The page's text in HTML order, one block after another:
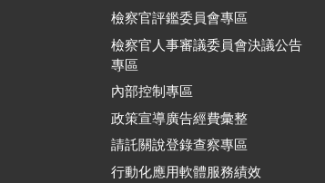
檢察官評鑑委員會專區
檢察官人事審議委員會決議公告
專區
內部控制專區
政策宣導廣告經費彙整
請託關說登錄查察專區
行動化應用軟體服務績效